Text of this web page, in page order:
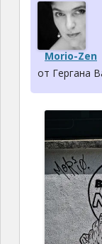
Morio-Zen
от Гергана